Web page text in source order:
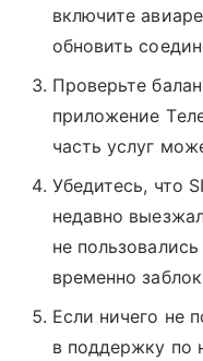
включите
обновить
Проверьте
приложение
часть услуг
Убедитесь, что
недавно
не
временно
Если ничего не
в поддержку по